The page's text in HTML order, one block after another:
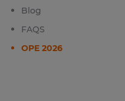
Blog
FAQS
OPE 2026